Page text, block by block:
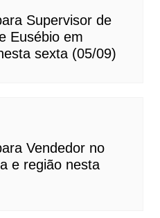
Supervisor de
Eusébio em
sexta (05/09)
Vendedor no
e região nesta